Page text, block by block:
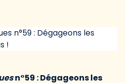
n°59 : Dégageons les